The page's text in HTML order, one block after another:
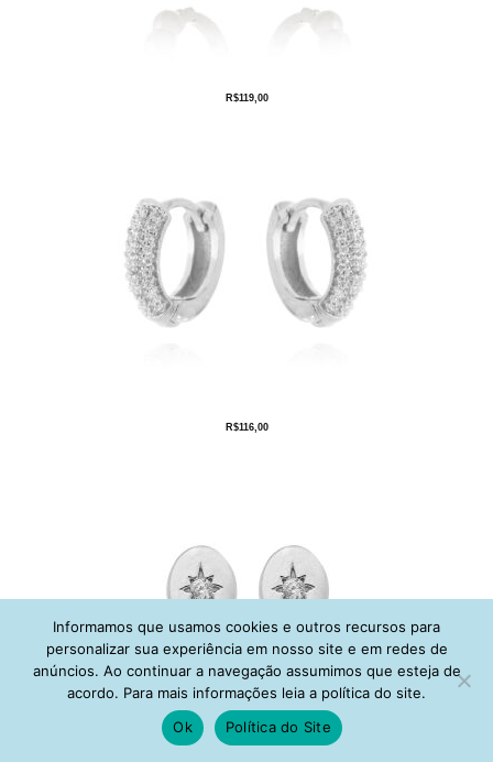
R$119,00
R$116,00
Informamos que usamos cookies e outros recursos para
personalizar sua experiência em nosso site e em redes de
anúncios. Ao continuar a navegação assumimos que esteja de
acordo. Para mais informações leia a política do site.
Ok
Política do Site